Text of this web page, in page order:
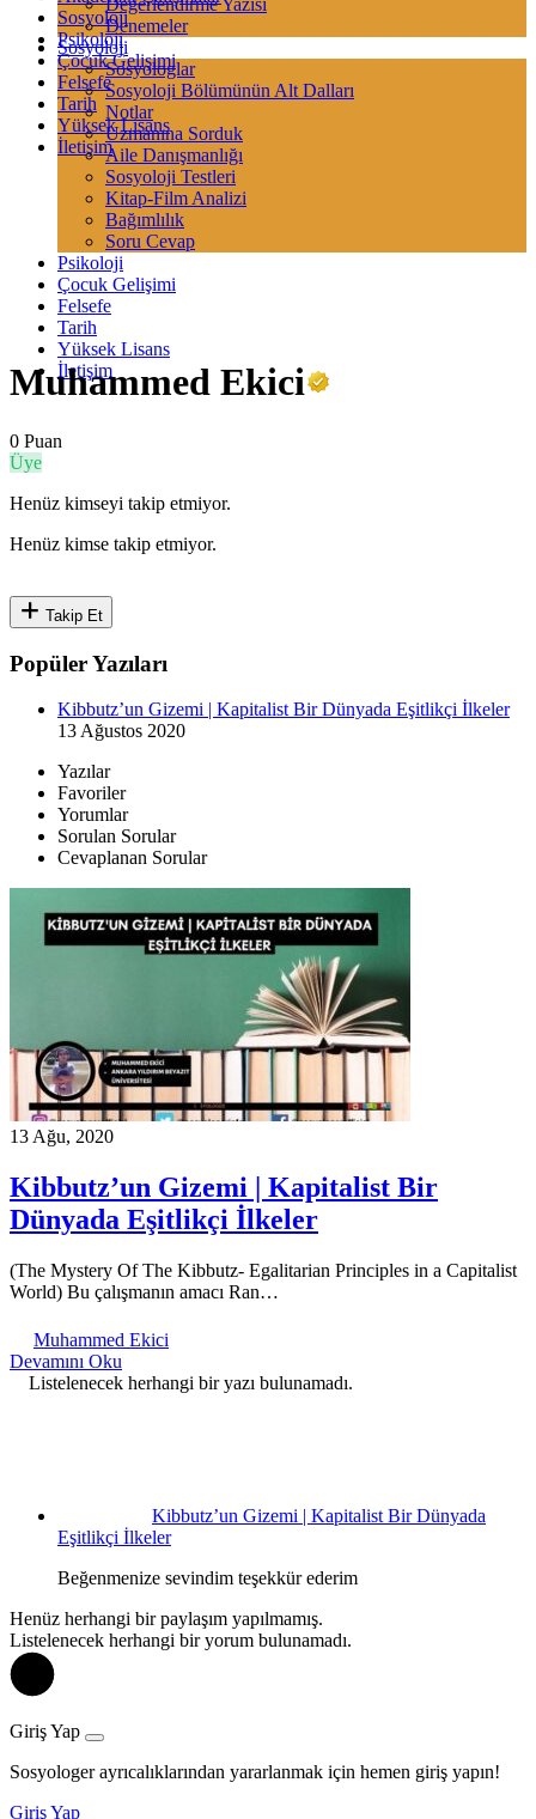
Değerlendirme Yazısı
Denemeler
Sosyoloji
Sosyologlar
Sosyoloji Bölümünün Alt Dalları
Notlar
Uzmanına Sorduk
Aile Danışmanlığı
Sosyoloji Testleri
Kitap-Film Analizi
Bağımlılık
Soru Cevap
Psikoloji
Çocuk Gelişimi
Felsefe
Tarih
Yüksek Lisans
İletişim
Sosyoloji
Psikoloji
Çocuk Gelişimi
Felsefe
Tarih
Yüksek Lisans
İletişim
Muhammed Ekici
0 Puan
Üye
Henüz kimseyi takip etmiyor.
Henüz kimse takip etmiyor.
Takip Et
Popüler Yazıları
Kibbutz’un Gizemi | Kapitalist Bir Dünyada Eşitlikçi İlkeler
13 Ağustos 2020
Yazılar
Favoriler
Yorumlar
Sorulan Sorular
Cevaplanan Sorular
13 Ağu, 2020
Kibbutz’un Gizemi | Kapitalist Bir
Dünyada Eşitlikçi İlkeler
(The Mystery Of The Kibbutz- Egalitarian Principles in a Capitalist
World) Bu çalışmanın amacı Ran…
Muhammed Ekici
Devamını Oku
Listelenecek herhangi bir yazı bulunamadı.
Kibbutz’un Gizemi | Kapitalist Bir Dünyada
Eşitlikçi İlkeler
Beğenmenize sevindim teşekkür ederim
Henüz herhangi bir paylaşım yapılmamış.
Listelenecek herhangi bir yorum bulunamadı.
Giriş Yap
Sosyologer ayrıcalıklarından yararlanmak için hemen giriş yapın!
Giriş Yap